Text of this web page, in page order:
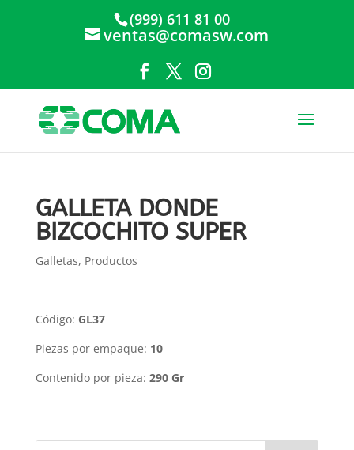
(999) 611 81 00
ventas@comasw.com
GALLETA DONDE
BIZCOCHITO SUPER
Galletas, Productos
Código: GL37
Piezas por empaque: 10
Contenido por pieza: 290 Gr